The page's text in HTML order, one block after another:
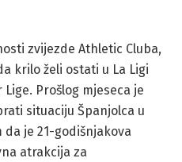
zvijezde Athletic Cluba,
krilo želi ostati u La Ligi
Prošlog mjeseca je
situaciju Španjolca u
je 21-godišnjakova
atrakcija za